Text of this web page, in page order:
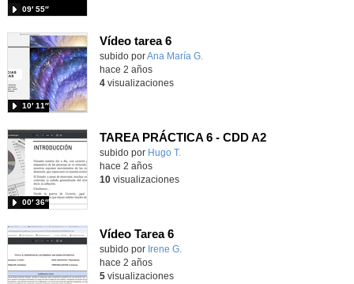
09′ 55″
Vídeo tarea 6
Contenido educativo.
subido porAna María G.
10′ 11″
hace 2 años
4visualizaciones
TAREA PRÁCTICA 6 - CDD A2
Contenido educativo.
subido por Hugo T.
00′ 36″
hace 2 años
10visualizaciones
Vídeo Tarea 6
Contenido educativo.
subido por Irene G.
hace 2 años
5visualizaciones